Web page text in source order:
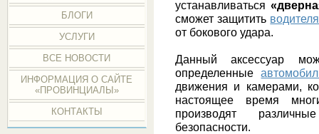
БЛОГИ
УСЛУГИ
ВСЕ НОВОСТИ
ИНФОРМАЦИЯ О САЙТЕ
«ПРОВИНЦИАЛЫ»
КОНТАКТЫ
устанавливаться
сможет защитить водителя
от бокового удара.
Данный аксессуар
определенные
движения и камерами,
настоящее время
производят
безопасности.